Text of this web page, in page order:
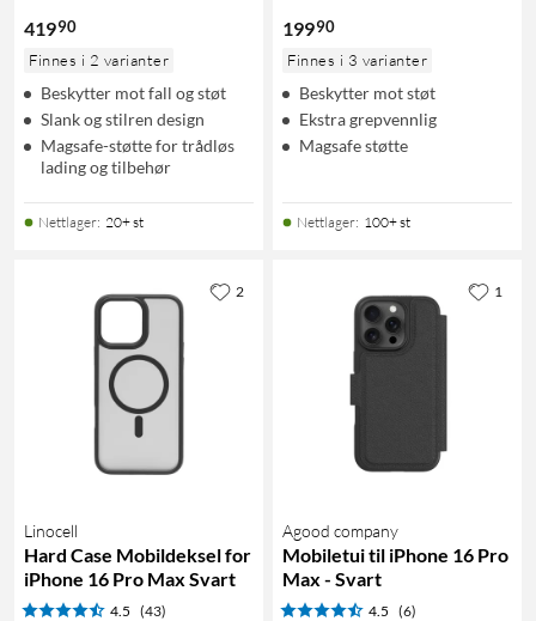
41990
Finnes i 2 varianter
Beskytter mot fall og støt
Slank og stilren design
Magsafe-støtte for trådløs
lading og tilbehør
Nettlager: 20+ st
19990
Finnes i 3 varianter
Beskytter mot støt
Ekstra grepvennlig
Magsafe støtte
Nettlager: 100+ st
Linocell
Hard Case Mobildeksel for
iPhone 16 Pro Max Svart
4.5 (43)
2
Agood company
Mobiletui til iPhone 16 Pro
Max - Svart
4.5 (6)
1